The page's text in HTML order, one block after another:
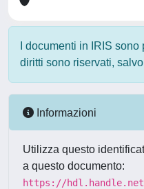
I documenti in IRIS
diritti sono riservati,
Informazioni
Utilizza questo
a questo documento:
https://hdl.handle.net/